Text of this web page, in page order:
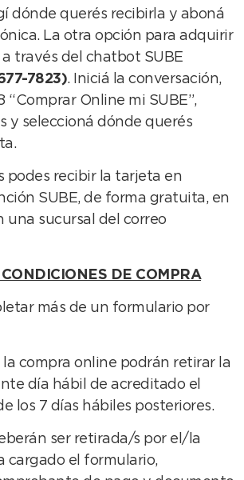
dónde querés recibirla y aboná
La otra opción para adquirir
a través del chatbot SUBE
7823). Iniciá la conversación,
“Comprar Online mi SUBE”,
y seleccioná dónde querés
podes recibir la tarjeta en
SUBE, de forma gratuita, en
una sucursal del correo
CONDICIONES DE COMPRA
más de un formulario por
compra online podrán retirar la
día hábil de acreditado el
los 7 días hábiles posteriores.
ser retirada/s por el/la
cargado el formulario,